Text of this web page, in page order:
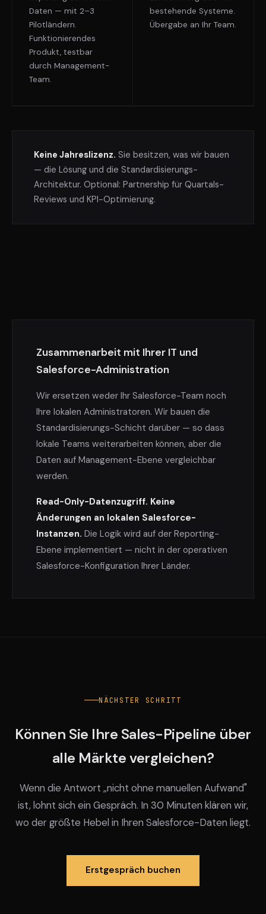
Daten — mit 2–3
Pilotländern.
Funktionierendes
Produkt, testbar
durch Management-
Team.
bestehende Systeme.
Übergabe an Ihr Team.
Keine Jahreslizenz. Sie besitzen, was wir bauen
— die Lösung und die Standardisierungs-
Architektur. Optional: Partnership für Quartals-
Reviews und KPI-Optimierung.
Zusammenarbeit mit Ihrer IT und
Salesforce-Administration
Wir ersetzen weder Ihr Salesforce-Team noch
Ihre lokalen Administratoren. Wir bauen die
Standardisierungs-Schicht darüber — so dass
lokale Teams weiterarbeiten können, aber die
Daten auf Management-Ebene vergleichbar
werden.
Read-Only-Datenzugriff. Keine
Änderungen an lokalen Salesforce-
Instanzen. Die Logik wird auf der Reporting-
Ebene implementiert — nicht in der operativen
Salesforce-Konfiguration Ihrer Länder.
NÄCHSTER SCHRITT
Können Sie Ihre Sales-Pipeline über
alle Märkte vergleichen?
Wenn die Antwort „nicht ohne manuellen Aufwand"
ist, lohnt sich ein Gespräch. In 30 Minuten klären wir,
wo der größte Hebel in Ihren Salesforce-Daten liegt.
Erstgespräch buchen